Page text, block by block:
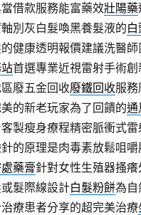
借款服務能富藥效壯陽藥
別灰白髮喚黑養髮液的
健康透明報價建議洗醫
首選專業近視雷射手術創
廢五金回收廢鐵回收服
的新老玩家為了回饋的通
製瘦身療程精密脈衝式
的原理是肉毒素放鬆咀
藥膏針對女性生殖器搔
髮際線設計白髮粉餅為
療患者分享的超完美治療